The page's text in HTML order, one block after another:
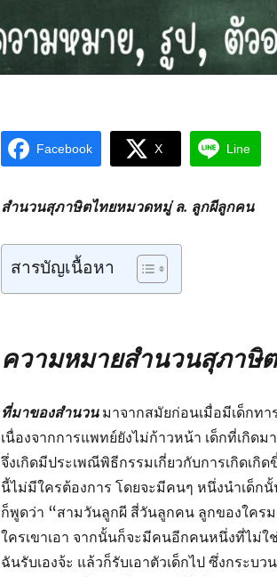
Facebook X Line
สำนวนสุภาษิตไทยหมวดหมู่ ล. ลูกผีลูกคน
สารบัญเนื้อหา
ความหมายสำนวนสุภาษิ
ที่มาของสำนวนมาจากสมัยก่อนเมื่อมีเด็กทา
เนื่องจากการแพทย์ยังไม่ก้าวหน้า เด็กที่เกิด
จึ่งเกิดมีประเพณีพิธีกรรมเกี่ยวกับการเกิดเกิ
นี้ไม่มีใครต้องการ โดยจะมีคนๆ หนึ่งนำเด็ก
ก็พูดว่า “สามวันลูกผี สี่วันลูกคน ลูกของใคร
ใครเขาเอา จากนั้นก็จะมีคนอีกคนหนึ่งที่ไม่
ฉันรับเองจ้ะ แล้วก็รับเอาตัวเด็กไป ซึ่งกระบ